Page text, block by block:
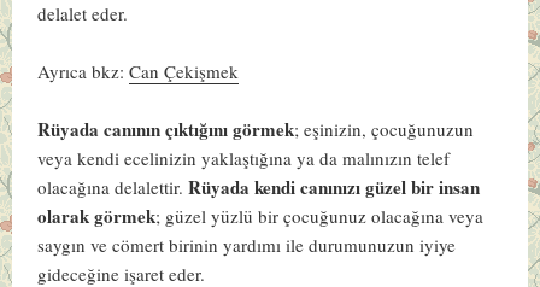
delalet eder.
Ayrıca bkz:Can Çekişmek
Rüyada canının çıktığını görmek; eşinizin, çocuğunuzun
veya kendi ecelinizin yaklaştığına ya da malınızın telef
olacağına delalettir.Rüyada kendi canınızı güzel bir insan
olarak görmek; güzel yüzlü bir çocuğunuz olacağına veya
saygın ve cömert birinin yardımı ile durumunuzun iyiye
gideceğine işaret eder.